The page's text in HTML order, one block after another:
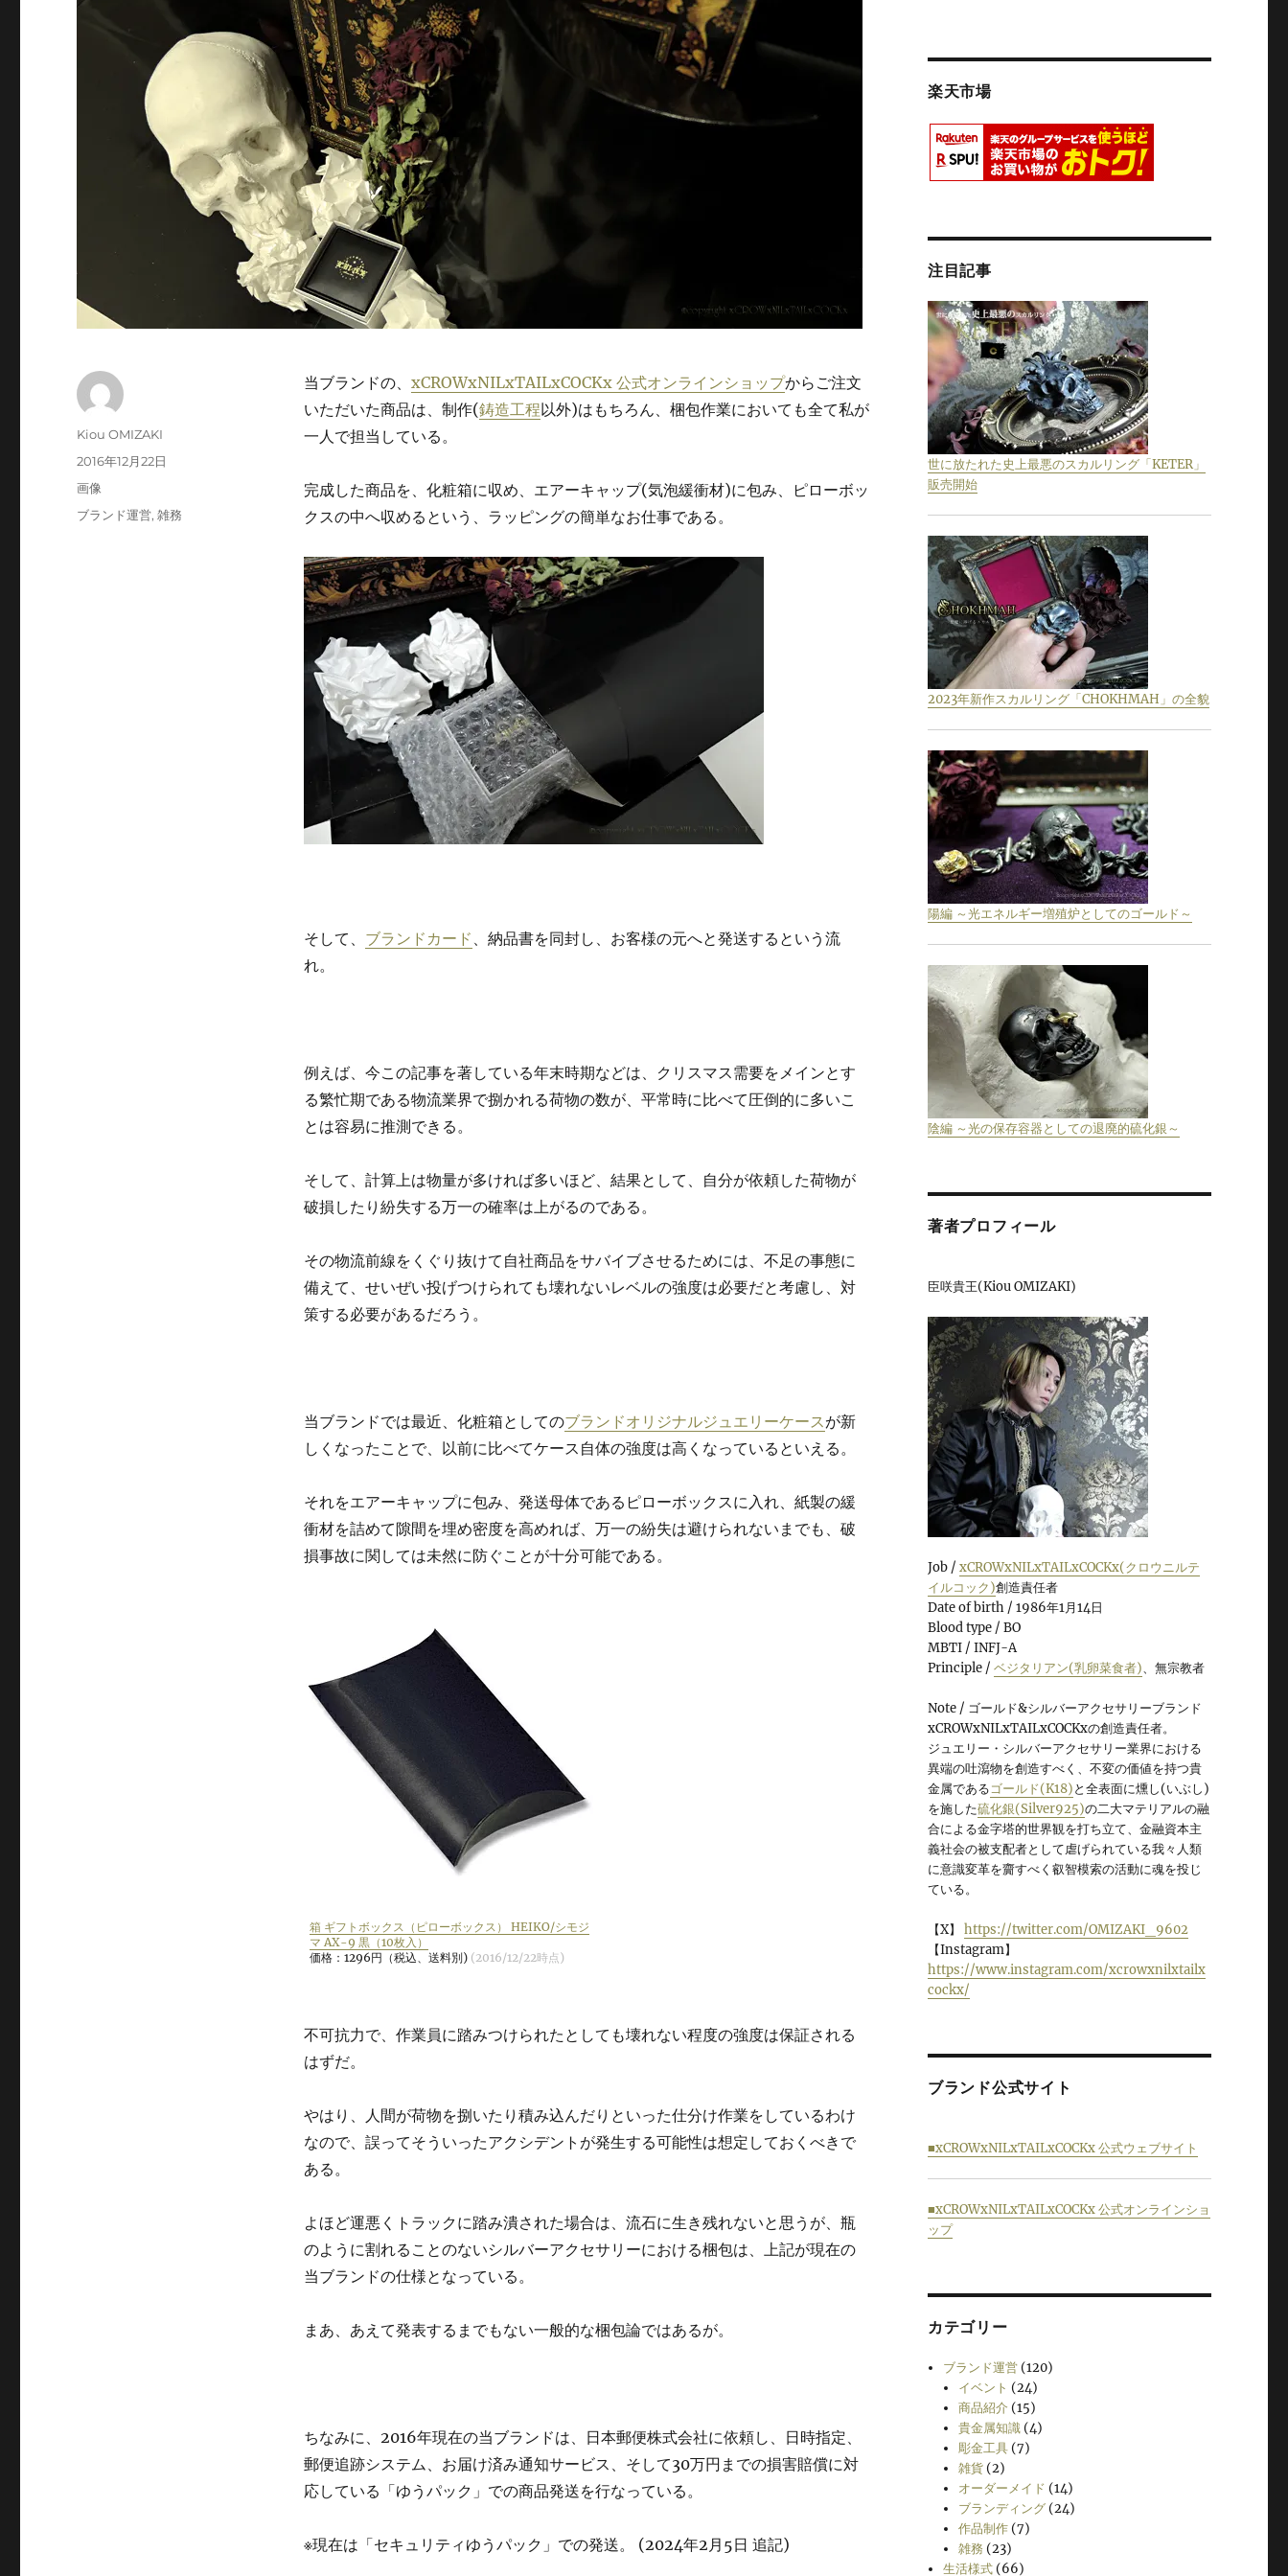
当ブランドの、 xCROWxNILxTAILxCOCKx 公式オンラインショップからご注文
いただいた商品は、制作(鋳造工程以外)はもちろん、梱包作業においても全て私が
一人で担当している。
完成した商品を、化粧箱に収め、エアーキャップ(気泡緩衝材)に包み、ピローボッ
クスの中へ収めるという、ラッピングの簡単なお仕事である。
そして、 ブランドカード 、納品書を同封し、お客様の元へと発送するという流
れ。
例えば、今この記事を著している年末時期などは、クリスマス需要をメインとす
る繁忙期である物流業界で捌かれる荷物の数が、平常時に比べて圧倒的に多いこ
とは容易に推測できる。
そして、計算上は物量が多ければ多いほど、結果として、自分が依頼した荷物が
破損したり紛失する万一の確率は上がるのである。
その物流前線をくぐり抜けて自社商品をサバイブさせるためには、不足の事態に
備えて、せいぜい投げつけられても壊れないレベルの強度は必要だと考慮し、対
策する必要があるだろう。
当ブランドでは最近、化粧箱としてのブランドオリジナルジュエリーケースが新
しくなったことで、以前に比べてケース自体の強度は高くなっているといえる。
それをエアーキャップに包み、発送母体であるピローボックスに入れ、紙製の緩
衝材を詰めて隙間を埋め密度を高めれば、万一の紛失は避けられないまでも、破
損事故に関しては未然に防ぐことが十分可能である。
箱 ギフトボックス（ピローボックス） HEIKO/シモジ
マ AX-9 黒（10枚入）
価格：1296円（税込、送料別) (2016/12/22時点)
不可抗力で、作業員に踏みつけられたとしても壊れない程度の強度は保証される
はずだ。
やはり、人間が荷物を捌いたり積み込んだりといった仕分け作業をしているわけ
なので、誤ってそういったアクシデントが発生する可能性は想定しておくべきで
ある。
よほど運悪くトラックに踏み潰された場合は、流石に生き残れないと思うが、瓶
のように割れることのないシルバーアクセサリーにおける梱包は、上記が現在の
当ブランドの仕様となっている。
まあ、あえて発表するまでもない一般的な梱包論ではあるが。
ちなみに、2016年現在の当ブランドは、日本郵便株式会社に依頼し、日時指定、
郵便追跡システム、お届け済み通知サービス、そして30万円までの損害賠償に対
応している「ゆうパック」での商品発送を行なっている。
※現在は「セキュリティゆうパック」での発送。 (2024年2月5日 追記)
投
Kiou OMIZAKI
投
稿
2016年12月22日
フ
ォ
画像
カ
ブランド運営,雑務
楽天市場
注目記事
世に放たれた史上最悪のスカルリング「KETER」
販売開始
2023年新作スカルリング「CHOKHMAH」の全貌
陽編 ～光エネルギー増殖炉としてのゴールド～
陰編 ～光の保存容器としての退廃的硫化銀～
著者プロフィール
臣咲貴王(Kiou OMIZAKI)
Job / xCROWxNILxTAILxCOCKx(クロウニルテ
イルコック)創造責任者
Date of birth / 1986年1月14日
Blood type / BO
MBTI / INFJ-A
Principle / ベジタリアン(乳卵菜食者)、無宗教者
Note / ゴールド&シルバーアクセサリーブランド
xCROWxNILxTAILxCOCKxの創造責任者。
ジュエリー・シルバーアクセサリー業界における
異端の吐瀉物を創造すべく、不変の価値を持つ貴
金属であるゴールド(K18)と全表面に燻し(いぶし)
を施した硫化銀(Silver925)の二大マテリアルの融
合による金字塔的世界観を打ち立て、金融資本主
義社会の被支配者として虐げられている我々人類
に意識変革を齎すべく叡智模索の活動に魂を投じ
ている。
【X】 https://twitter.com/OMIZAKI_9602
【Instagram】
https://www.instagram.com/xcrowxnilxtailx
cockx/
ブランド公式サイト
■xCROWxNILxTAILxCOCKx 公式ウェブサイト
■xCROWxNILxTAILxCOCKx 公式オンラインショ
ップ
カテゴリー
ブランド運営 (120)
イベント (24)
商品紹介 (15)
貴金属知識 (4)
彫金工具 (7)
雑貨 (2)
オーダーメイド (14)
ブランディング (24)
作品制作 (7)
雑務 (23)
生活様式 (66)